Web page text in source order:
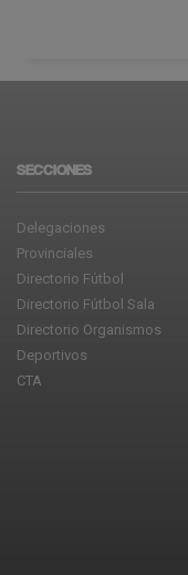
SECCIONES
Delegaciones
Provinciales
Directorio Fútbol
Directorio Fútbol Sala
Directorio Organismos
Deportivos
CTA